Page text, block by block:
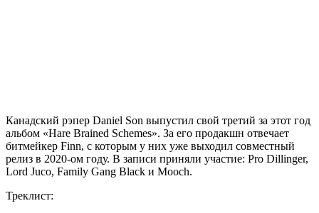
Канадский рэпер Daniel Son выпустил свой третий за этот год
альбом «Hare Brained Schemes». За его продакшн отвечает
битмейкер Finn, с которым у них уже выходил совместный
релиз в 2020-ом году. В записи приняли участие: Pro Dillinger,
Lord Juco, Family Gang Black и Mooch.
Треклист: